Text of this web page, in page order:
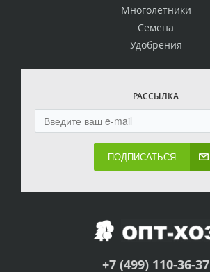
Многолетники
Семена
Удобрения
РАССЫЛКА
ПОДПИСАТЬСЯ
+7 (499) 110-36-37